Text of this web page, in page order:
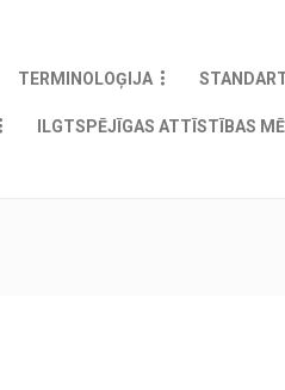
TERMINOLOĢIJA
ILGTSPĒJĪGAS ATTĪSTĪBAS